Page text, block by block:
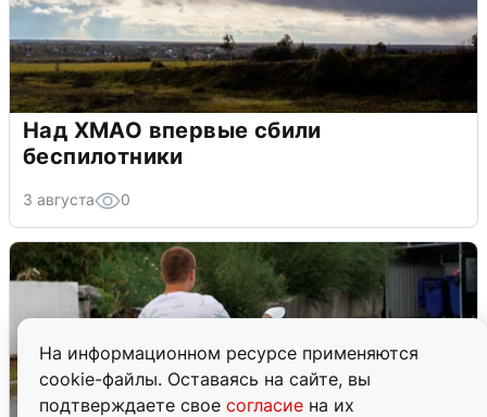
На информационном ресурсе применяются
cookie-файлы. Оставаясь на сайте, вы
подтверждаете свое согласие на их
Над ХМАО впервые сбили
беспилотники
3 августа 0